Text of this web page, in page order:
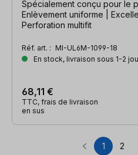
Spécialement conçu pour le
Enlèvement uniforme |
Perforation multifit
Réf. art. : MI-UL6M-1099-18
En stock, livraison sous 1-2
68,11 €
TTC, frais de livraison
en sus
Page
1 2